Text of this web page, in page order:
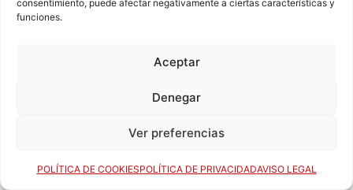
consentimiento, puede afectar negativamente a ciertas características y
funciones.
Aceptar
Denegar
Ver preferencias
POLÍTICA DE COOKIESPOLÍTICA DE PRIVACIDADAVISO LEGAL
TEMPORADA 2014-15